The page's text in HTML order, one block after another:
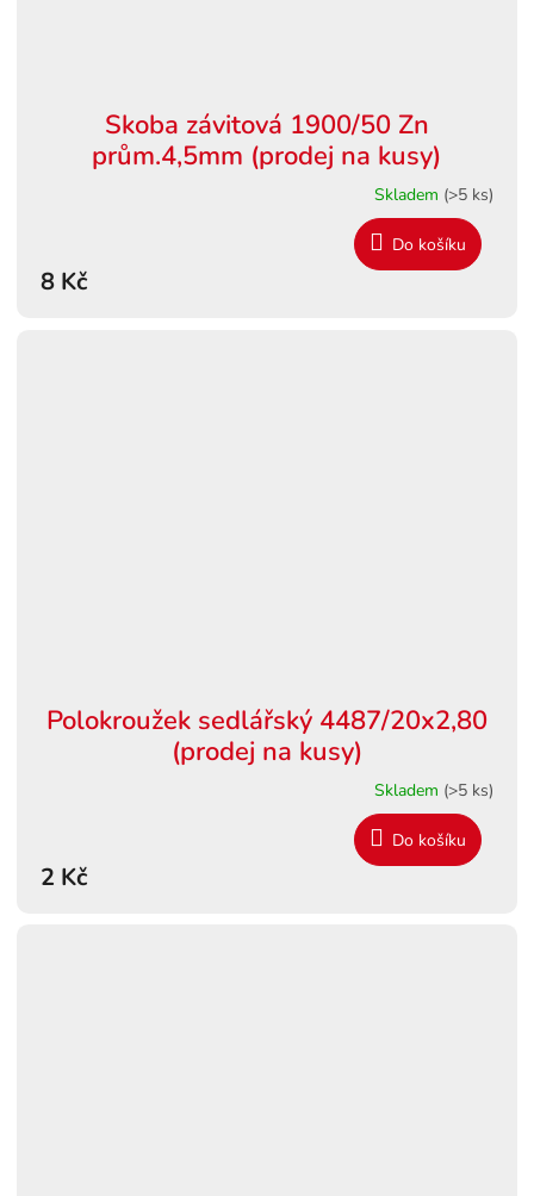
Skoba závitová 1900/50 Zn
prům.4,5mm (prodej na kusy)
Skladem (>5 ks)
8 Kč
Do košíku
Polokroužek sedlářský 4487/20x2,80
(prodej na kusy)
Skladem (>5 ks)
2 Kč
Do košíku